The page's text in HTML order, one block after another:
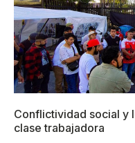
Conflictividad social y
clase trabajadora